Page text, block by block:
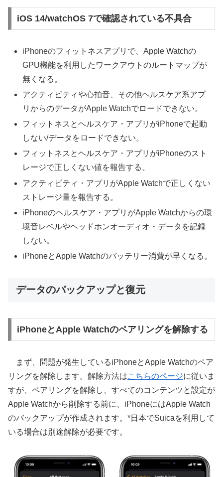
iOS 14/watchOS 7で確認されている不具合
iPhoneのフィットネスアプリで、Apple Watchの
GPU機能を利用したワークアウトのルートマップが
無くなる。
アクティビティや心拍音、その他ヘルスケア系アプ
リからのデータがApple Watchでロードできない。
フィットネスとヘルスケア・アプリがiPhoneで起動
しない/データをロードできない。
フィットネスとヘルスケア・アプリがiPhoneのスト
レージで正しくない値を報告する。
アクティビティ・アプリがApple Watchで正しくない
ストレージ量を報告する。
iPhoneのヘルスケア・アプリがApple Watchからの環
境音レベルやヘッドホンオーディオ・データを記録
しない。
iPhoneとApple Watchのバッテリー消費が早くなる。
データのバックアップと復元
iPhoneとApple Watchのペアリングを解除する
まず、問題が発生しているiPhoneとApple Watchのペア
リングを解除します。解除方法はこちらのページに従いま
すが、ペアリングを解除し、すべてのコンテンツと設定が
Apple Watchから削除する前に、iPhoneにはApple Watch
のバックアップが作成されます。*日本でSuicaを利用して
いる場合は別途解除が必要です。